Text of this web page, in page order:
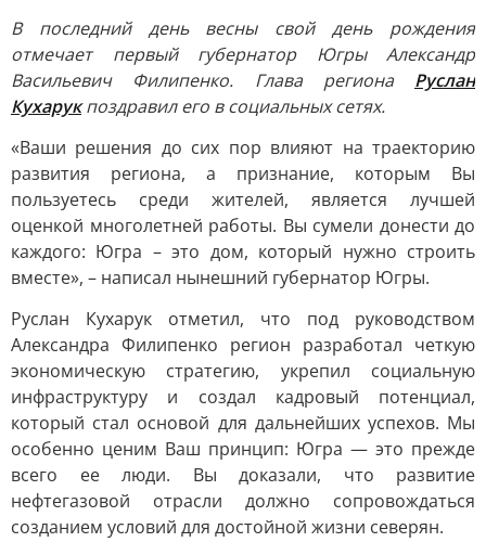
В последний день весны свой день рождения
отмечает первый губернатор Югры Александр
Васильевич Филипенко. Глава региона Руслан
Кухарукпоздравил его в социальных сетях.
«Ваши решения до сих пор влияют на траекторию
развития региона, а признание, которым Вы
пользуетесь среди жителей, является лучшей
оценкой многолетней работы. Вы сумели донести до
каждого: Югра – это дом, который нужно строить
вместе», – написал нынешний губернатор Югры.
Руслан Кухарук отметил, что под руководством
Александра Филипенко регион разработал четкую
экономическую стратегию, укрепил социальную
инфраструктуру и создал кадровый потенциал,
который стал основой для дальнейших успехов. Мы
особенно ценим Ваш принцип: Югра — это прежде
всего ее люди. Вы доказали, что развитие
нефтегазовой отрасли должно сопровождаться
созданием условий для достойной жизни северян.